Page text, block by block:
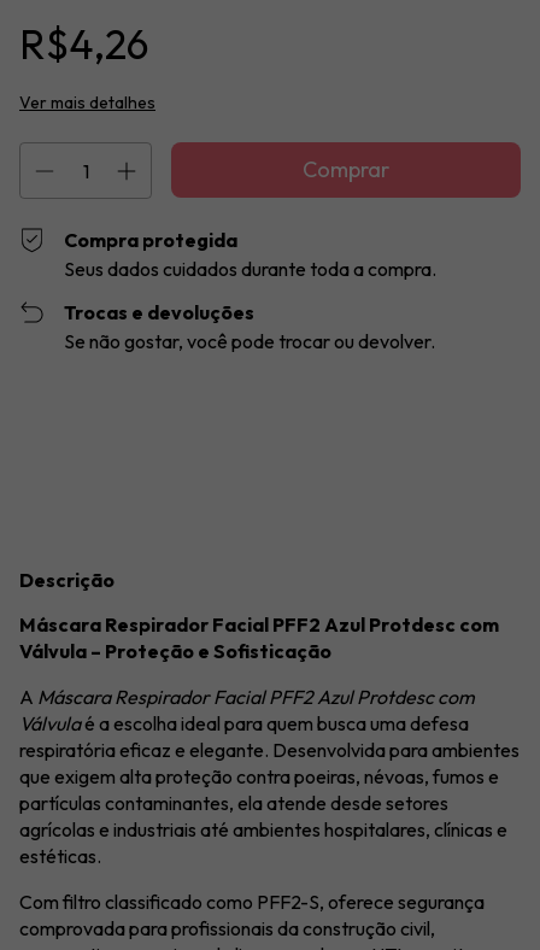
R$4,26
Ver mais detalhes
Compra protegida
Seus dados cuidados durante toda a compra.
Trocas e devoluções
Se não gostar, você pode trocar ou devolver.
Descrição
Máscara Respirador Facial PFF2 Azul Protdesc com
Válvula – Proteção e Sofisticação
A Máscara Respirador Facial PFF2 Azul Protdesc com
Válvulaé a escolha ideal para quem busca uma defesa
respiratória eficaz e elegante. Desenvolvida para ambientes
que exigem alta proteção contra poeiras, névoas, fumos e
partículas contaminantes, ela atende desde setores
agrícolas e industriais até ambientes hospitalares, clínicas e
estéticas.
Com filtro classificado como PFF2-S, oferece segurança
comprovada para profissionais da construção civil,